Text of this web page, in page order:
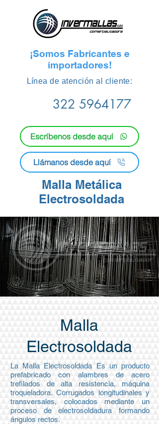
¡Somos Fabricantes e
importadores!
​Línea de atención al cliente:
322 5964177
Escríbenos desde aquí
Llámanos desde aquí
Malla Metálica
Electrosoldada
Malla
Electrosoldada
La Malla Electrosoldada Es un producto
prefabricado con alambres de acero
trefilados de alta resistencia, máquina
troqueladora. Corrugados longitudinales y
transversales, colocados mediante un
proceso de electrosoldadura formando
ángulos rectos.